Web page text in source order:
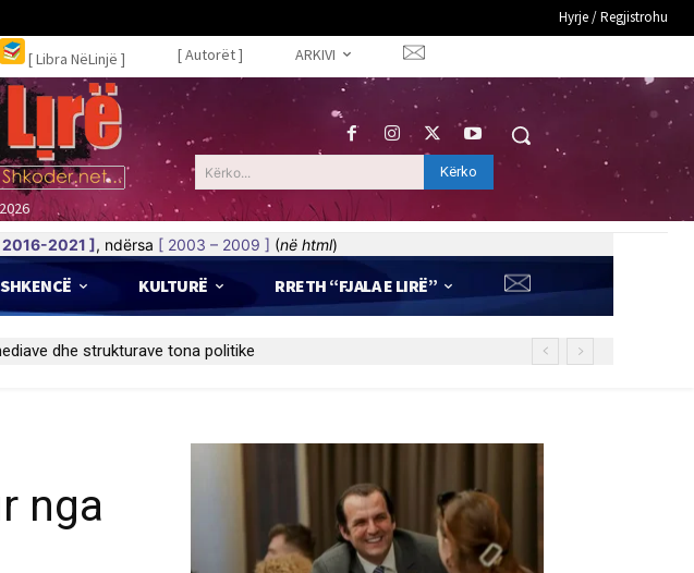
Hyrje / Regjistrohu
[ Libra NëLinjë ] [ Autorët ] ARKIVI
Kërko... Kërko
2016-2021 ], ndërsa [ 2003 – 2009 ] (në html)
SHKENCË KULTURË RRETH “FJALA E LIRË”
nga